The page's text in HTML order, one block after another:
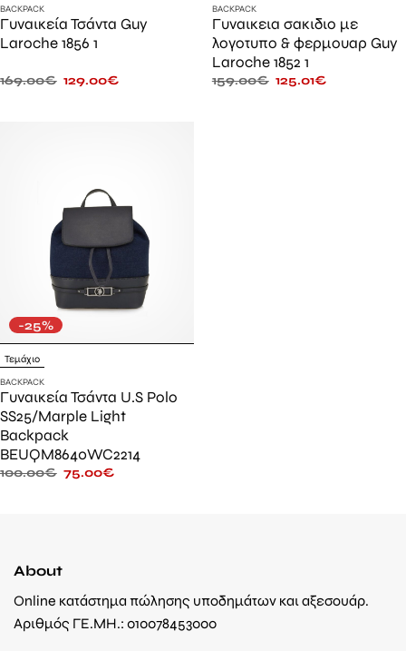
BACKPACK
Γυναικεία Τσάντα Guy
Laroche 1856 1
169.00€ 129.00€
BACKPACK
Γυναικεια σακιδιο με
λογοτυπο & φερμουαρ Guy
Laroche 1852 1
159.00€ 125.01€
-25%
Τεμάχιο
BACKPACK
Γυναικεία Τσάντα U.S Polo
SS25/Marple Light
Backpack
BEUQM8640WC2214
100.00€ 75.00€
About
Online κατάστημα πώλησης υποδημάτων και αξεσουάρ.
Αριθμός ΓΕ.ΜΗ.: 010078453000